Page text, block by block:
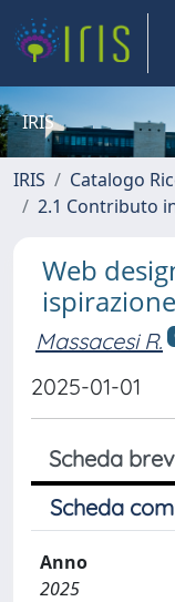
IRIS
IRIS Catalogo
2.1 Contributo
Web
Massacesi R.
2025-01-01
Scheda
Scheda
Anno
2025